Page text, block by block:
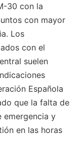
30 con la
con mayor
Los
con el
suelen
Española
que la falta de
emergencia y
en las horas